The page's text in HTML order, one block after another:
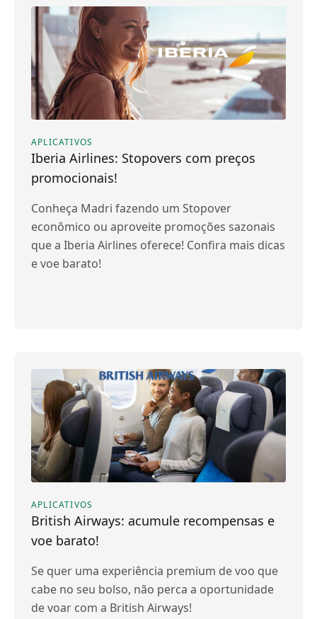
APLICATIVOS
Iberia Airlines: Stopovers com preços
promocionais!
Conheça Madri fazendo um Stopover
econômico ou aproveite promoções sazonais
que a Iberia Airlines oferece! Confira mais dicas
e voe barato!
APLICATIVOS
British Airways: acumule recompensas e
voe barato!
Se quer uma experiência premium de voo que
cabe no seu bolso, não perca a oportunidade
de voar com a British Airways!